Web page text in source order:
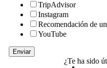
TripAdvisor
Instagram
Recomendación de
YouTube
Enviar
¿Te ha sido